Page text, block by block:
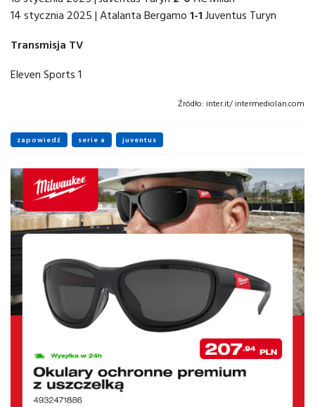
14 stycznia 2025 | Atalanta Bergamo 1-1 Juventus Turyn
Transmisja TV
Eleven Sports 1
Źródło: inter.it/ intermediolan.com
zapowiedź serie a juventus